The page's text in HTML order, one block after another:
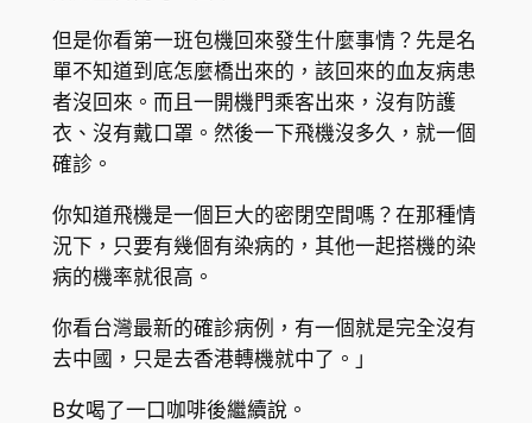
但是你看第一班包機回來發生什麼事情？先是名
單不知道到底怎麼橋出來的，該回來的血友病患
者沒回來。而且一開機門乘客出來，沒有防護
衣、沒有戴口罩。然後一下飛機沒多久，就一個
確診。
你知道飛機是一個巨大的密閉空間嗎？在那種情
況下，只要有幾個有染病的，其他一起搭機的染
病的機率就很高。
你看台灣最新的確診病例，有一個就是完全沒有
去中國，只是去香港轉機就中了。」
B女喝了一口咖啡後繼續說。